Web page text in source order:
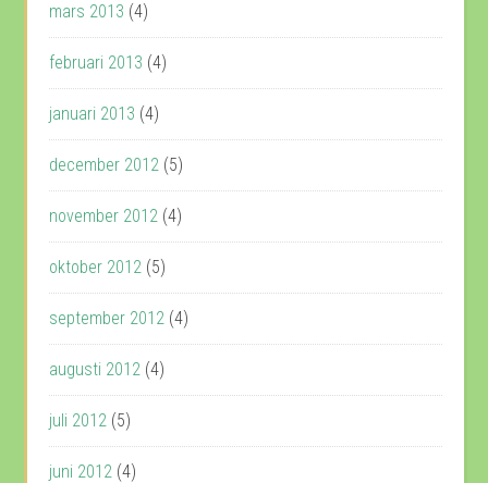
mars 2013 (4)
februari 2013 (4)
januari 2013 (4)
december 2012 (5)
november 2012 (4)
oktober 2012 (5)
september 2012 (4)
augusti 2012 (4)
juli 2012 (5)
juni 2012 (4)